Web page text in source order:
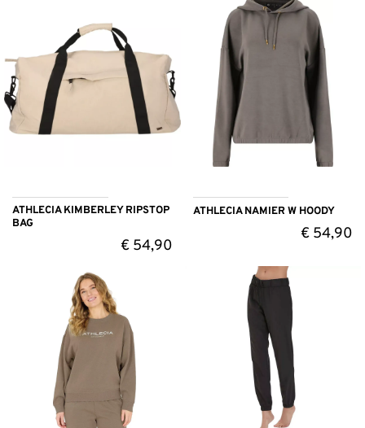
ATHLECIA KIMBERLEY RIPSTOP
BAG
€54,90
ATHLECIA NAMIER W HOODY
€ 54,90